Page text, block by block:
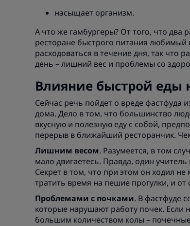
насыщает организм.
А что же гамбургеры? От того, что два
ресторане быстрого питания любимый
расходоваться в течение дня, так что
день – лишний вес и проблемы со
Влияние быстрой еды
Сейчас речь пойдет о вреде фастфуда
дома. Дело в том, что большинство
вкусную и полезную еду с собой,
перерыв в ближайший ресторанчик.
Лишним весом. Разумеется, в том
мало двигаетесь. Правда, один
Секрет в том, что при этом он ходил
тратить время на пешие прогулки, и от
Проблемами с почками. В фастфуде
которые нарушают работу почек. Если
большим количеством колы –